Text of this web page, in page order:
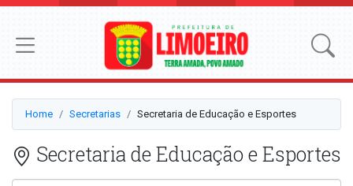
Home Secretarias Secretaria de Educação e Esportes
Secretaria de Educação e Esportes